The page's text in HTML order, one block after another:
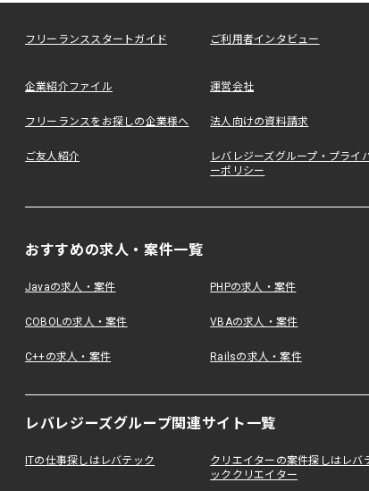
フリーランススタートガイド ご利用者インタビュー
企業紹介ファイル 運営会社
フリーランスをお探しの企業様へ 法人向けの資料請求
ご友人紹介
レバレジーズグループ・プライ
ーポリシー
おすすめの求人・案件一覧
Javaの求人・案件 PHPの求人・案件
COBOLの求人・案件 VBAの求人・案件
C++の求人・案件 Railsの求人・案件
レバレジーズグループ関連サイト一覧
ITの仕事探しはレバテック
クリエイターの案件探しはレバ
ッククリエイター